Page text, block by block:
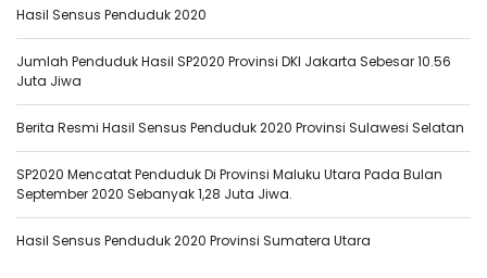
Hasil Sensus Penduduk 2020
Jumlah Penduduk Hasil SP2020 Provinsi DKI Jakarta Sebesar 10.56
Juta Jiwa
Berita Resmi Hasil Sensus Penduduk 2020 Provinsi Sulawesi Selatan
SP2020 Mencatat Penduduk Di Provinsi Maluku Utara Pada Bulan
September 2020 Sebanyak 1,28 Juta Jiwa.
Hasil Sensus Penduduk 2020 Provinsi Sumatera Utara